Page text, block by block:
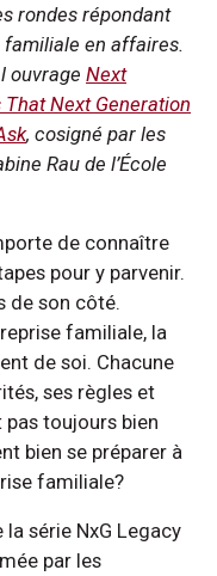
rondes répondant
familiale en affaires.
ouvrage Next
Next Generation
, cosigné par les
Rau de l’École
de connaître
pour y parvenir.
de son côté.
familiale, la
de soi. Chacune
ses règles et
pas toujours bien
bien se préparer à
familiale?
série NxG Legacy
par les